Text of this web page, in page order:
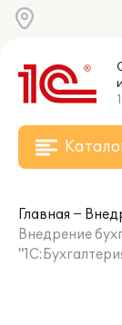
Главная
Внедрение